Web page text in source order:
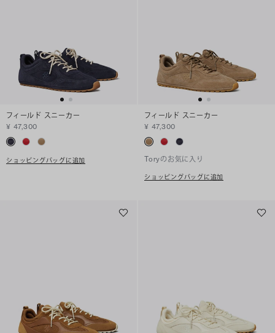
フィールド スニーカー
¥ 47,300
ショッピングバッグに追加
フィールド スニーカー
¥ 47,300
Toryのお気に入り
ショッピングバッグに追加